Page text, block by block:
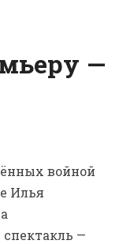
—
войной
Илья
—